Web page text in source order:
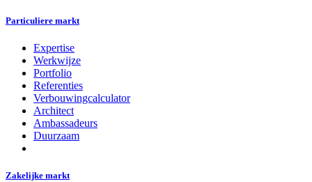
Particuliere markt
Expertise
Werkwijze
Portfolio
Referenties
Verbouwingcalculator
Architect
Ambassadeurs
Duurzaam
Zakelijke markt